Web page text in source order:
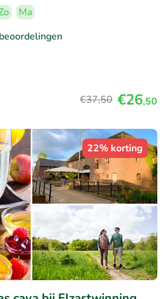
Ma
€37,50 €26,50
22% korting